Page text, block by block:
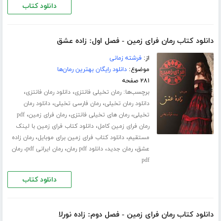
دانلود کتاب
دانلود کتاب رمان فرای زمین - فصل اول: زاده عشق
از:فرشته زمانی
موضوع:دانلود رایگان بهترین رمان‌ها
۲۸۱ صفحه
برچسب‌ها:رمان تخیلی فانتزی،دانلود رمان فانتزی،
دانلود رمان تخیلی،رمان فارسی تخیلی،دانلود رمان
تخیلی،رمان های تخیلی فانتزی،رمان فرای زمین،pdf
رمان فرای زمین کامل،دانلود کتاب فرای زمین با لینک
مستقیم،دانلود کتاب فرای زمین برای موبایل،رمان زاده
عشق،رمان جدید،دانلود pdf رمان ،رمان ایرانی pdf ،رمان
pdf
دانلود کتاب
دانلود کتاب رمان فرای زمین - فصل دوم: زاده نورلا